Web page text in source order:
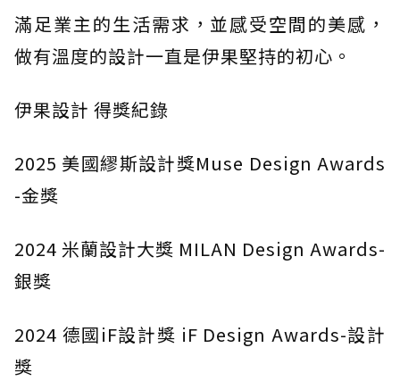
滿足業主的生活需求，並感受空間的美感，
做有溫度的設計一直是伊果堅持的初心。
伊果設計 得獎紀錄
2025 美國繆斯設計獎Muse Design Awards
-金獎
2024 米蘭設計大獎 MILAN Design Awards-
銀獎
2024 德國iF設計獎 iF Design Awards-設計
獎